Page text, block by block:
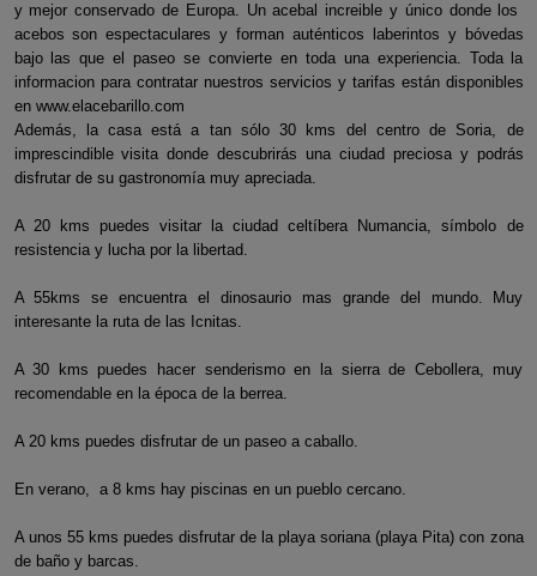
y mejor conservado de Europa. Un acebal increible y único donde los
acebos son espectaculares y forman auténticos laberintos y bóvedas
bajo las que el paseo se convierte en toda una experiencia. Toda la
informacion para contratar nuestros servicios y tarifas están disponibles
en www.elacebarillo.com
Además, la casa está a tan sólo 30 kms del centro de Soria, de
imprescindible visita donde descubrirás una ciudad preciosa y podrás
disfrutar de su gastronomía muy apreciada.
A 20 kms puedes visitar la ciudad celtíbera Numancia, símbolo de
resistencia y lucha por la libertad.
A 55kms se encuentra el dinosaurio mas grande del mundo. Muy
interesante la ruta de las Icnitas.
A 30 kms puedes hacer senderismo en la sierra de Cebollera, muy
recomendable en la época de la berrea.
A 20 kms puedes disfrutar de un paseo a caballo.
En verano, a 8 kms hay piscinas en un pueblo cercano.
A unos 55 kms puedes disfrutar de la playa soriana (playa Pita) con zona
de baño y barcas.